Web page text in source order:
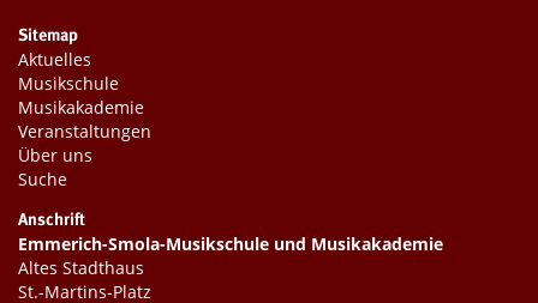
Sitemap
Aktuelles
Musikschule
Musikakademie
Veranstaltungen
Über uns
Suche
Anschrift
Emmerich-Smola-Musikschule und Musikakademie
Altes Stadthaus
St.-Martins-Platz